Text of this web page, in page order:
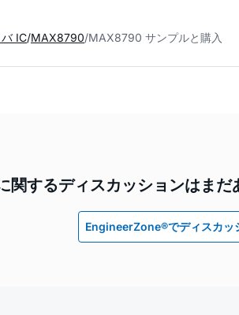
IC MAX8790 MAX8790 サンプルと購入
関するディスカッションはま
EngineerZone®でディスカッ